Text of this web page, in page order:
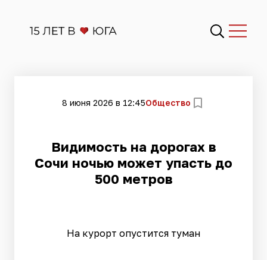
8 июня 2026 в 12:45Общество
Видимость на дорогах в
Сочи ночью может упасть до
500 метров
На курорт опустится туман